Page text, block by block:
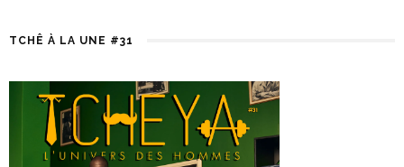
TCHÊ À LA UNE #31